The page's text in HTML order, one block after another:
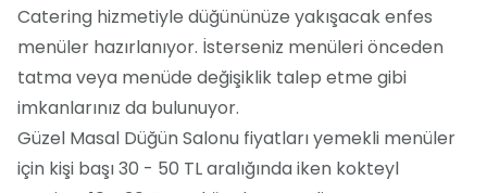
Catering hizmetiyle düğününüze yakışacak enfes
menüler hazırlanıyor. İsterseniz menüleri önceden
tatma veya menüde değişiklik talep etme gibi
imkanlarınız da bulunuyor.
Güzel Masal Düğün Salonu fiyatları yemekli menüler
için kişi başı 30 - 50 TL aralığında iken kokteyl